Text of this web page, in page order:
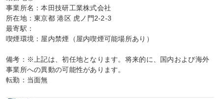
事業所名：本田技研工業株式会社
所在地：東京都 港区 虎ノ門2-2-3
最寄駅：
喫煙環境：屋内禁煙（屋内喫煙可能場所あり）
備考：※上記は、初任地となります。将来的に、国内および海外
事業所への異動の可能性があります。
転勤：当面無